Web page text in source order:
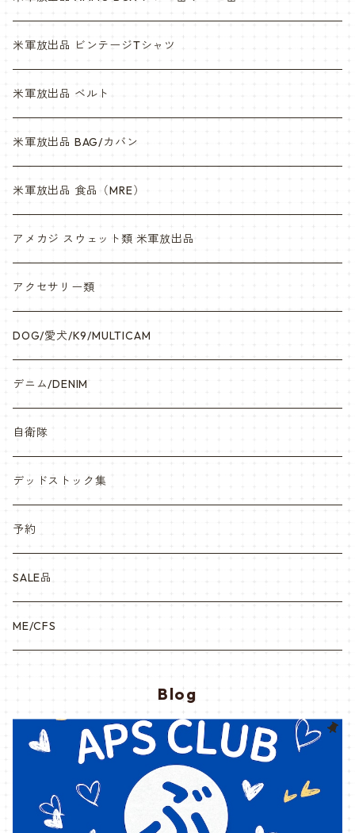
米軍放出品 ビンテージTシャツ
米軍放出品 ベルト
米軍放出品 BAG/カバン
米軍放出品 食品（MRE）
アメカジ スウェット類 米軍放出品
アクセサリー類
DOG/愛犬/K9/MULTICAM
デニム/DENIM
自衛隊
デッドストック集
予約
SALE品
ME/CFS
Blog